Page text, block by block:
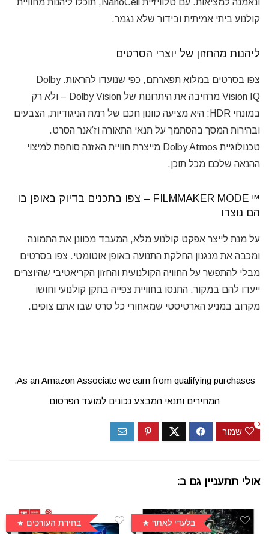
קולנוע ביתי אמיתית ובידור שלא נגמר.
ליהנות מהחזון של יוצרי הסרטים
צפו בסרטים במלוא תפארתם, כפי שנועדו להראות. Dolby
Vision IQ מרחיבה את היתרונות של Dolby Vision – ולא רק
במונחי HDR: היא מציעה כוונון חכם של רמת הניגודיות, הצבעים
ובהירות המסך בהסתמך על תנאי התאורה וז’אנר הסרט.
טכנולוגיית Dolby Atmos מייצרת חוויית האזנה סוחפת למיצוי
ההנאה שלכם מכל תוכן.
™FILMMAKER MODE – צפו בתכנים בדיוק באופן בו
הם נוצרו
על מנת לייצר אפקט קולנוע מלא, המעבד מכוונן את התמונה
ומכבה את מנגנון החלקת התנועה באופן אוטומטי. צפו בסרטים
מבלי להתפשר על החוויה הקולנועית והחזון הקריאטיבי שהיוצרים
ייעדו להם במקור. התנסו בחוויית צפייה בתקן קולנועי וחושו
מקרוב במניע הארטיסטי שמאחורי כל סרט שבו אתם צופים.
As an Amazon Associate we earn from qualifying purchases.
המחירים ותנאי המבצע נכונים למועד הפרסום
שמור
0
אולי תתעניין גם ב:
בלעדי לאתר בחירת העורכים